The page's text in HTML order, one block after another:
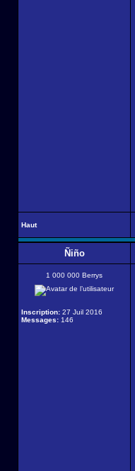
Haut
Ñiño
1 000 000 Berrys
Inscription: 27 Juil 2016
Messages: 146